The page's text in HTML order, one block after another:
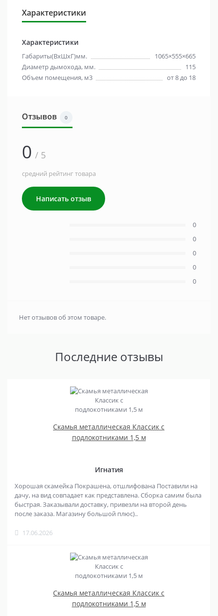
Характеристики
Характеристики
Габариты(ВхШхГ)мм.
1065×555×665
Диаметр дымохода, мм.
115
Объем помещения, м3
от 8 до 18
Отзывов 0
0 / 5
средний рейтинг товара
Написать отзыв
0
0
0
0
0
Нет отзывов об этом товаре.
Последние отзывы
Скамья металлическая Классик с
подлокотниками 1,5 м
Игнатия
Хорошая скамейка Покрашена, отшлифована Поставили на
дачу, на вид совпадает как представлена. Сборка самим была
быстрая. Заказывали доставку, привезли на второй день
после заказа. Магазину большой плюс)..
17.06.2026
Скамья металлическая Классик с
подлокотниками 1,5 м